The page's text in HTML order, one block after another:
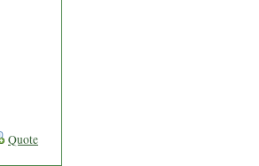
Quote